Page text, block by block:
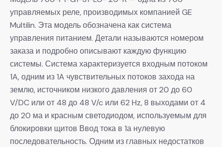
управляемых реле, производимых компанией GE
Multilin. Эта модель обозначена как система
управления питанием. Детали называются номером
заказа и подробно описывают каждую функцию
системы. Система характеризуется входным потоком
1A, одним из 1A чувствительных потоков захода на
землю, источником низкого давления от 20 до 60
V/DC или от 48 до 48 V/c или 62 Hz, 8 выходами от 4
до 20 ма и красным светодиодом, используемым для
блокировки щитов Ввод тока в 1а нулевую
последовательность. Одним из главных недостатков